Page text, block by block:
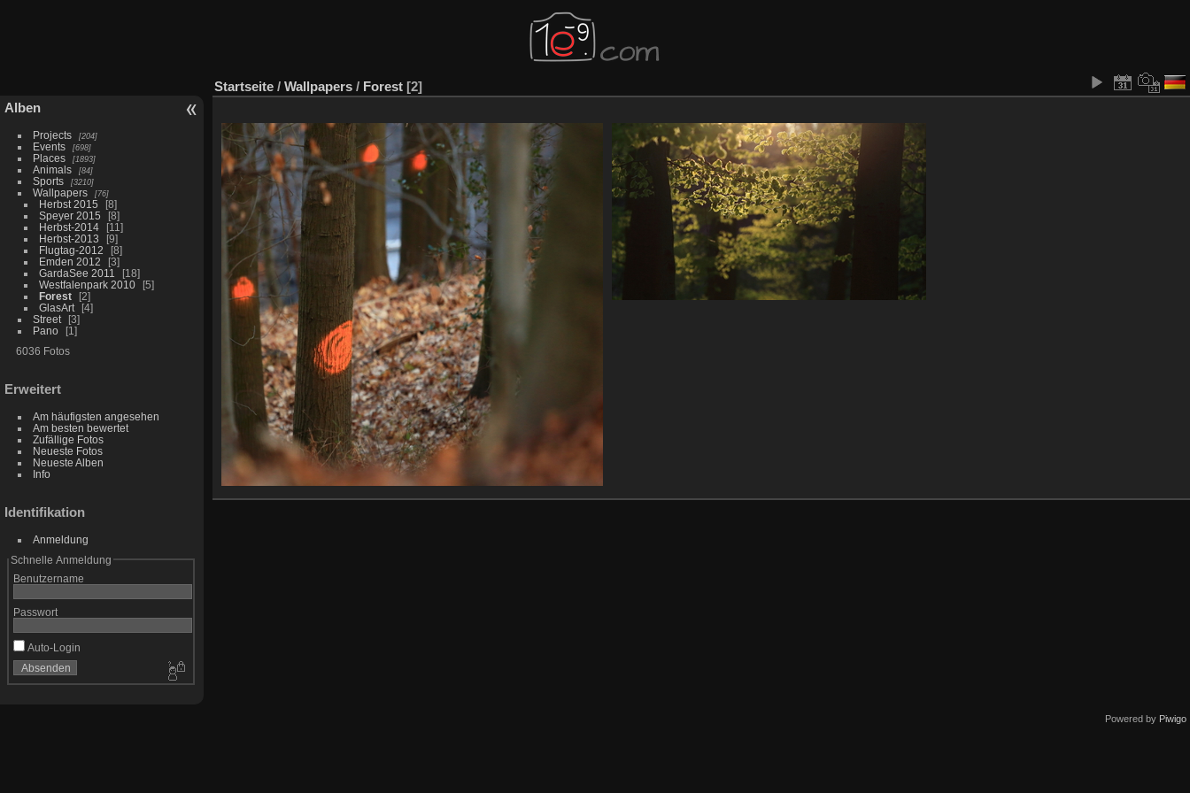
Alben
Projects 204
Events 698
Places 1893
Animals 84
Sports 3210
Wallpapers 76
Herbst 2015
8
Speyer 2015
8
Herbst-2014
11
Herbst-2013
9
Flugtag-2012
8
Emden 2012
3
GardaSee 2011
18
Westfalenpark 2010
5
Forest
2
GlasArt
4
Street
3
Pano
1
6036 Fotos
Erweitert
Am häufigsten angesehen
Am besten bewertet
Zufällige Fotos
Neueste Fotos
Neueste Alben
Info
Identifikation
Anmeldung
Schnelle Anmeldung
Benutzername
Passwort
Auto-Login
Startseite / Wallpapers / Forest 2
CF1 7659
Powered by Piwigo